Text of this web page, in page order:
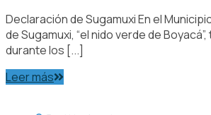
Declaración de Sugamuxi En el
de Sugamuxi, “el nido verde de
durante los [...]
Leer más